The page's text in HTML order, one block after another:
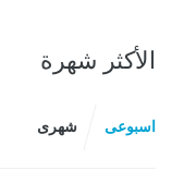
الأكثر شهرة
اسبوعى شهرى